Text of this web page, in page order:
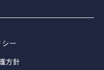
ー
方針